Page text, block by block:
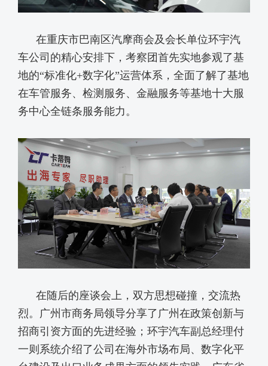
在重庆市巴南区汽摩商会及会长单位环宇汽
车公司的精心安排下，考察团首先实地参观了基
地的“标准化+数字化”运营体系，全面了解了基地
在车管服务、检测服务、金融服务等基地十大服
务中心全链条服务能力。
在随后的座谈会上，双方思想碰撞，交流热
烈。广州市商务局领导分享了广州在政策创新与
招商引资方面的先进经验；环宇汽车副总经理付
一则系统介绍了公司在海外市场布局、数字化平